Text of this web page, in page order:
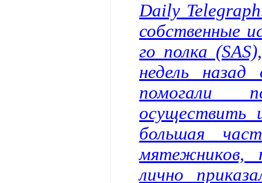
Daily
собственные
го полка
недель назад
помогали
осуществить
большая
мятежников,
лично